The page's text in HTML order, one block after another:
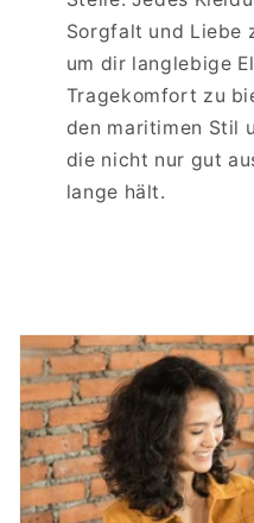
Sorgfalt und Liebe
um dir langlebige
Tragekomfort zu
den maritimen Stil
die nicht nur gut
lange hält.